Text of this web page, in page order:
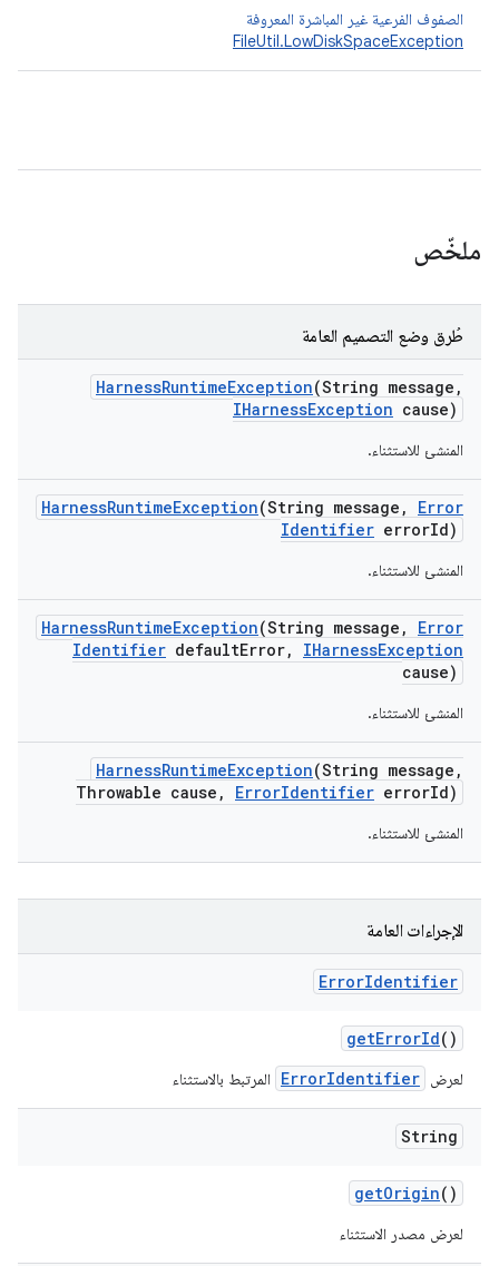
الصفوف الفرعية غير المباشرة المعروفة
FileUtil.LowDiskSpaceException
ملخّص
طُرق وضع التصميم العامة
HarnessRuntimeException(String message ,
IHarnessException cause)
المنشئ للاستثناء.
HarnessRuntimeException(String message ,
Error
Identifier errorId)
المنشئ للاستثناء.
HarnessRuntimeException(String message ,
Error
Identifier defaultError, IHarnessException
cause)
المنشئ للاستثناء.
HarnessRuntimeException(String message ,
Throwable cause , ErrorIdentifier errorId)
المنشئ للاستثناء.
الإجراءات العامة
ErrorIdentifier
getErrorId()
لعرض ErrorIdentifier المرتبط بالاستثناء
String
getOrigin()
لعرض مصدر الاستثناء